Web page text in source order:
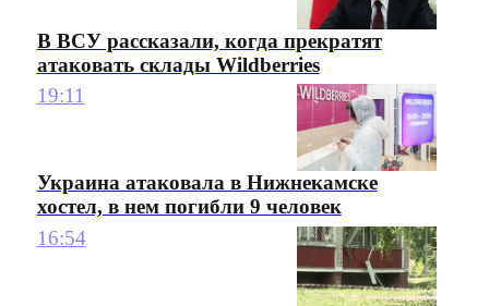
В ВСУ рассказали, когда прекратят
атаковать склады Wildberries
19:11
Украина атаковала в Нижнекамске
хостел, в нем погибли 9 человек
16:54